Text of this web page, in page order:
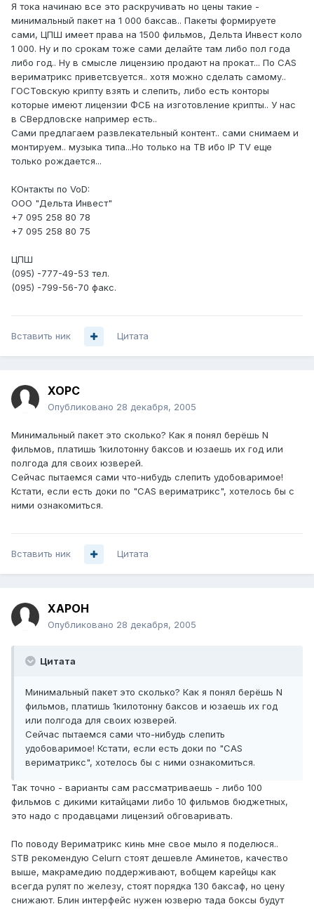
Я тока начинаю все это раскручивать но цены такие -
минимальный пакет на 1 000 баксав.. Пакеты формируете
сами, ЦПШ имеет права на 1500 фильмов, Дельта Инвест коло
1 000. Ну и по срокам тоже сами делайте там либо пол года
либо год.. Ну в смысле лицензию продают на прокат... По CAS
вериматрикс приветсвуется.. хотя можно сделать самому..
ГОСТовскую крипту взять и слепить, либо есть конторы
которые имеют лицензии ФСБ на изготовление крипты.. У нас
в СВердловске например есть..
Сами предлагаем развлекательный контент.. сами снимаем и
монтируем.. музыка типа...Но только на ТВ ибо IP TV еще
только рождается...
КОнтакты по VoD:
ООО "Дельта Инвест"
+7 095 258 80 78
+7 095 258 80 75
ЦПШ
(095) -777-49-53 тел.
(095) -799-56-70 факс.
Вставить ник Цитата
XOPC
Опубликовано 28 декабря, 2005
Минимальный пакет это сколько? Как я понял берёшь N
фильмов, платишь 1килотонну баксов и юзаешь их год или
полгода для своих юзверей.
Сейчас пытаемся сами что-нибудь слепить удобоваримое!
Кстати, если есть доки по "CAS вериматрикс", хотелось бы с
ними ознакомиться.
Вставить ник Цитата
XAPOH
Опубликовано 28 декабря, 2005
Цитата
Минимальный пакет это сколько? Как я понял берёшь N
фильмов, платишь 1килотонну баксов и юзаешь их год
или полгода для своих юзверей.
Сейчас пытаемся сами что-нибудь слепить
удобоваримое! Кстати, если есть доки по "CAS
вериматрикс", хотелось бы с ними ознакомиться.
Так точно - варианты сам рассматриваешь - либо 100
фильмов с дикими китайцами либо 10 фильмов бюджетных,
это надо с продавцами лицензий обговаривать.
По поводу Вериматрикс кинь мне свое мыло я поделюся..
STB рекомендую Celurn стоят дешевле Аминетов, качество
выше, макрамедию поддерживают, вобщем карейцы как
всегда рулят по железу, стоят порядка 130 баксаф, но цену
снижают. Блин интерфейс нужен юзверю тада боксы будут